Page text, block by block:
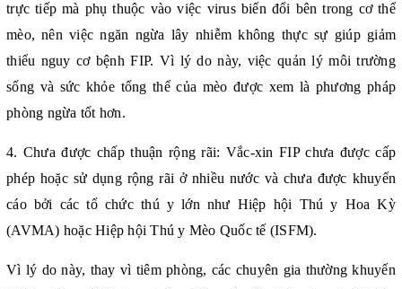
trực tiếp mà phụ thuộc vào việc virus biến đổi bên trong cơ thể
mèo, nên việc ngăn ngừa lây nhiễm không thực sự giúp giảm
thiểu nguy cơ bệnh FIP. Vì lý do này, việc quản lý môi trường
sống và sức khỏe tổng thể của mèo được xem là phương pháp
phòng ngừa tốt hơn.
4. Chưa được chấp thuận rộng rãi: Vắc-xin FIP chưa được cấp
phép hoặc sử dụng rộng rãi ở nhiều nước và chưa được khuyến
cáo bởi các tổ chức thú y lớn như Hiệp hội Thú y Hoa Kỳ
(AVMA) hoặc Hiệp hội Thú y Mèo Quốc tế (ISFM).
Vì lý do này, thay vì tiêm phòng, các chuyên gia thường khuyến